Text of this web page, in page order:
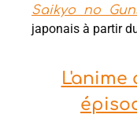
Saikyo no
japonais à partir
L'anime